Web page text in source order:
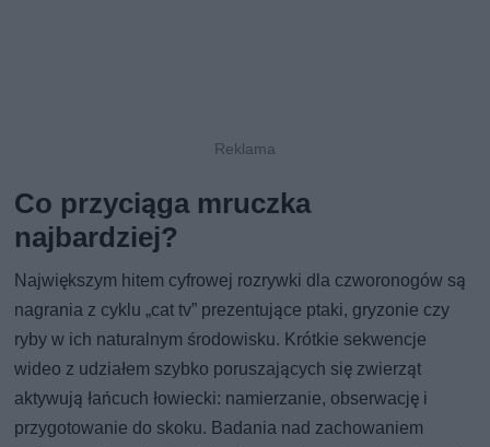
Co przyciąga mruczka
najbardziej?
Największym hitem cyfrowej rozrywki dla czworonogów są
nagrania z cyklu „cat tv” prezentujące ptaki, gryzonie czy
ryby w ich naturalnym środowisku. Krótkie sekwencje
wideo z udziałem szybko poruszających się zwierząt
aktywują łańcuch łowiecki: namierzanie, obserwację i
przygotowanie do skoku. Badania nad zachowaniem